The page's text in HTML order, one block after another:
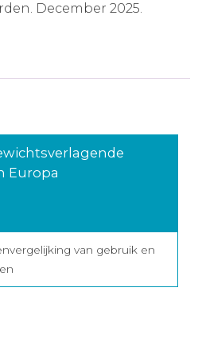
December 2025.
Europa
van gebruik en